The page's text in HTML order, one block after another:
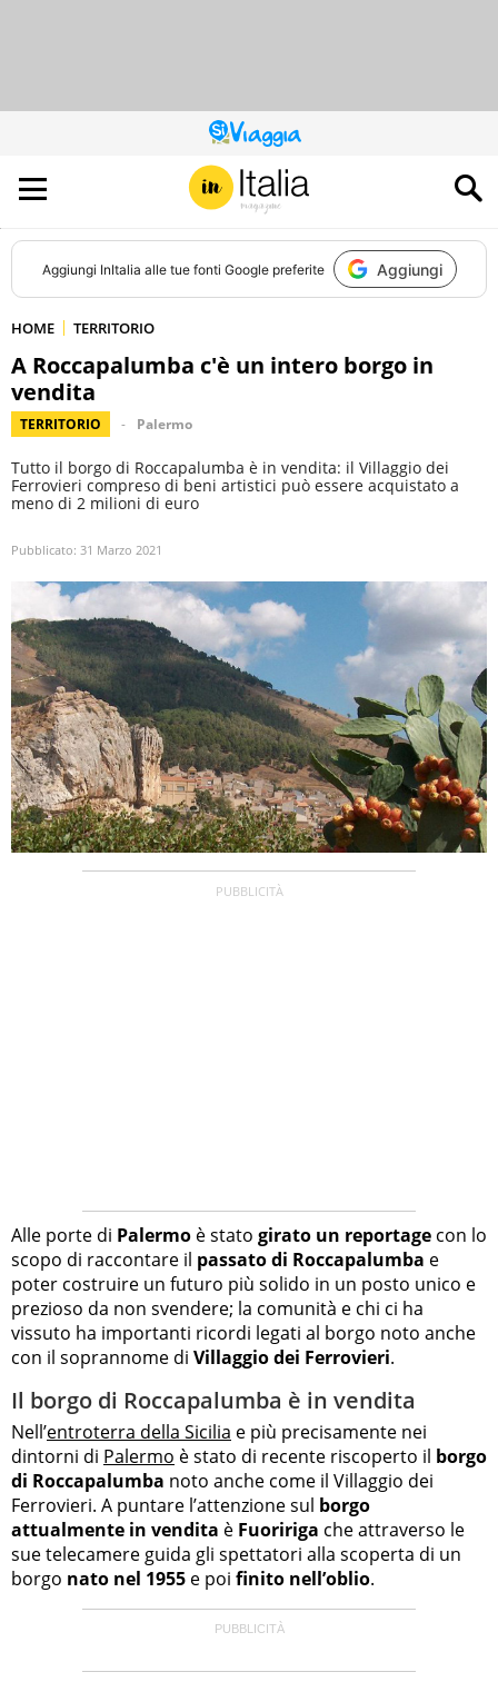
QUESTO
SITO
CONTRIBUISCE
ALL’AUDIENCE
DI
Aggiungi InItalia alle tue fonti Google preferite Aggiungi
HOME TERRITORIO
A Roccapalumba c'è un intero borgo in
vendita
TERRITORIO Palermo
Tutto il borgo di Roccapalumba è in vendita: il Villaggio dei
Ferrovieri compreso di beni artistici può essere acquistato a
meno di 2 milioni di euro
Pubblicato: 31 Marzo 2021
Alle porte di Palermo è stato girato un reportage con lo
scopo di raccontare il passato di Roccapalumba e
poter costruire un futuro più solido in un posto unico e
prezioso da non svendere; la comunità e chi ci ha
vissuto ha importanti ricordi legati al borgo noto anche
con il soprannome di Villaggio dei Ferrovieri.
Il borgo di Roccapalumba è in vendita
Nell’entroterra della Sicilia e più precisamente nei
dintorni di Palermo è stato di recente riscoperto il borgo
di Roccapalumba noto anche come il Villaggio dei
Ferrovieri. A puntare l’attenzione sul borgo
attualmente in vendita è Fuoririga che attraverso le
sue telecamere guida gli spettatori alla scoperta di un
borgo nato nel 1955 e poi finito nell’oblio.